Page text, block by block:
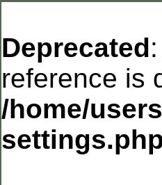
Deprecated
reference is
/home/